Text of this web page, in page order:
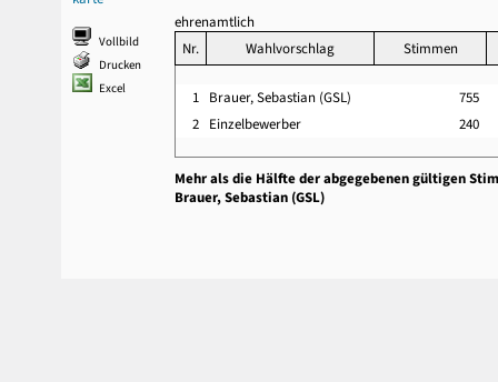
Vollbild
Drucken
Excel
ehrenamtlich
Nr.
Wahlvorschlag Stimmen
1 Brauer, Sebastian (GSL)
755
2 Einzelbewerber 240
Mehr als die Hälfte der abgegebenen gültigen
Brauer, Sebastian (GSL)